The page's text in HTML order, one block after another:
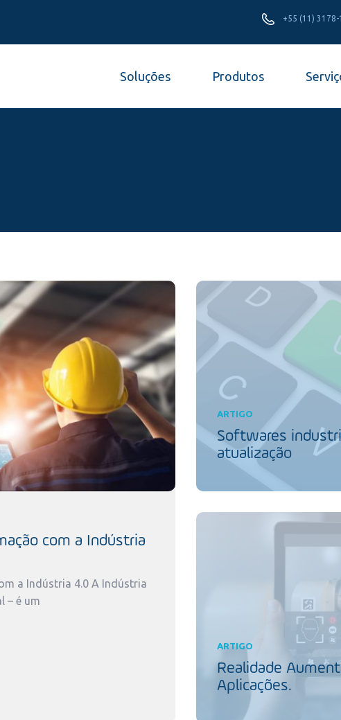
+55 (11) 3178-
Soluções Produtos
com a Indústria
a Indústria 4.0 A Indústria
– é um
ARTIGO
Softwares
atualização
ARTIGO
Realidade
Aplicações.